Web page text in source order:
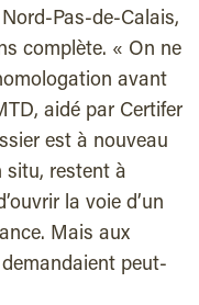
Pas-de-Calais,
complète. « On ne
avant
aidé par Certifer
est à nouveau
situ, restent à
la voie d’un
Mais aux
peut-